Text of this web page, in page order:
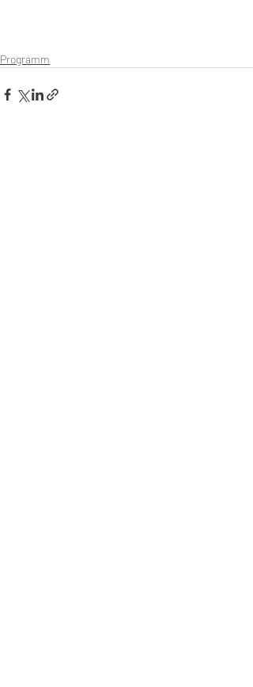
Programm